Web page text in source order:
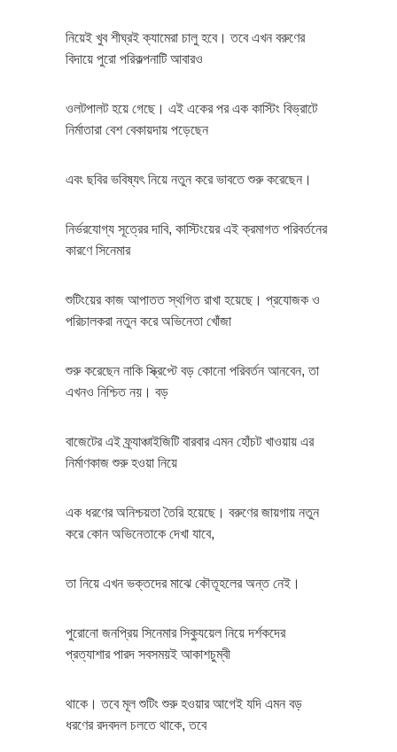
নিয়েই খুব শীঘ্রই ক্যামেরা চালু হবে। তবে এখন বরুণের
বিদায়ে পুরো পরিকল্পনাটি আবারও
ওলটপালট হয়ে গেছে। এই একের পর এক কাস্টিং বিভ্রাটে
নির্মাতারা বেশ বেকায়দায় পড়েছেন
এবং ছবির ভবিষ্যৎ নিয়ে নতুন করে ভাবতে শুরু করেছেন।
নির্ভরযোগ্য সূত্রের দাবি, কাস্টিংয়ের এই ক্রমাগত পরিবর্তনের
কারণে সিনেমার
শুটিংয়ের কাজ আপাতত স্থগিত রাখা হয়েছে। প্রযোজক ও
পরিচালকরা নতুন করে অভিনেতা খোঁজা
শুরু করেছেন নাকি স্ক্রিপ্টে বড় কোনো পরিবর্তন আনবেন, তা
এখনও নিশ্চিত নয়। বড়
বাজেটের এই ফ্র্যাঞ্চাইজিটি বারবার এমন হোঁচট খাওয়ায় এর
নির্মাণকাজ শুরু হওয়া নিয়ে
এক ধরণের অনিশ্চয়তা তৈরি হয়েছে। বরুণের জায়গায় নতুন
করে কোন অভিনেতাকে দেখা যাবে,
তা নিয়ে এখন ভক্তদের মাঝে কৌতূহলের অন্ত নেই।
পুরোনো জনপ্রিয় সিনেমার সিক্যুয়েল নিয়ে দর্শকদের
প্রত্যাশার পারদ সবসময়ই আকাশচুম্বী
থাকে। তবে মূল শুটিং শুরু হওয়ার আগেই যদি এমন বড়
ধরণের রদবদল চলতে থাকে, তবে